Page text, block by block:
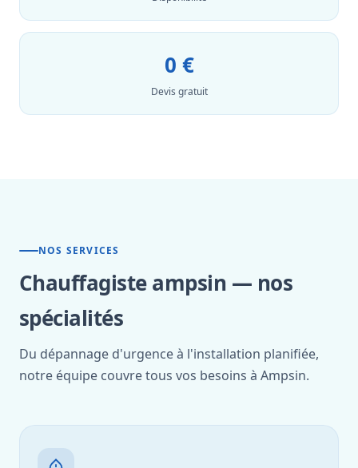
0 €
Devis gratuit
NOS SERVICES
Chauffagiste ampsin — nos
spécialités
Du dépannage d'urgence à l'installation planifiée,
notre équipe couvre tous vos besoins à Ampsin.